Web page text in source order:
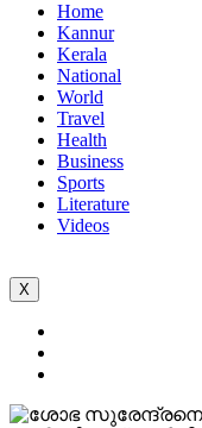
Home
Kannur
Kerala
National
World
Travel
Health
Business
Sports
Literature
Videos
X